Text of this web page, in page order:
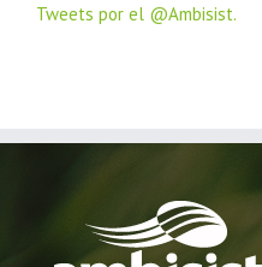
Tweets por el @Ambisist.